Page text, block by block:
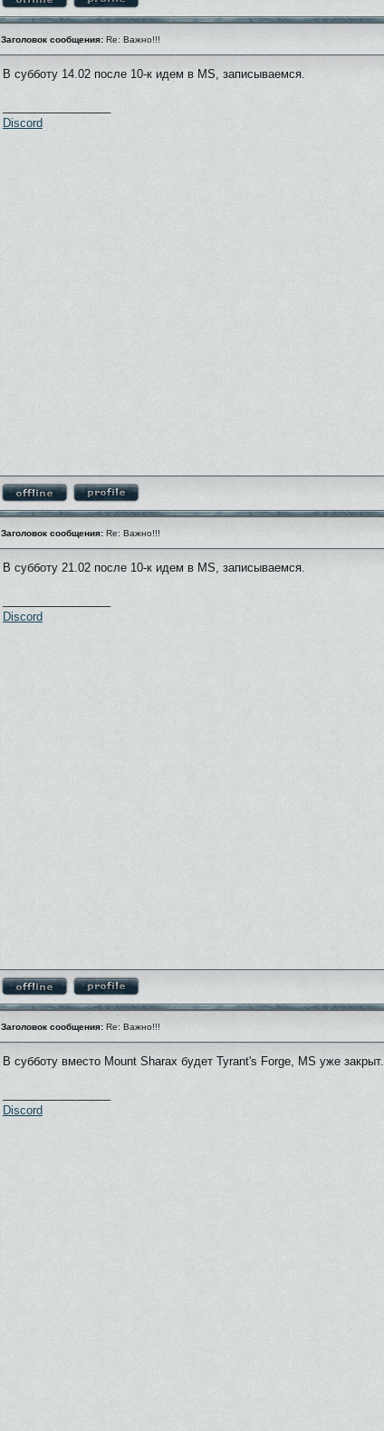
Заголовок сообщения: Re: Важно!!!
В субботу 14.02 после 10-к идем в MS, записываемся.
Discord
Заголовок сообщения: Re: Важно!!!
В субботу 21.02 после 10-к идем в MS, записываемся.
Discord
Заголовок сообщения: Re: Важно!!!
В субботу вместо Mount Sharax будет Tyrant's Forge, MS уже закрыт.
Discord